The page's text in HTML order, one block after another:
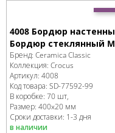
4008 Бордюр
Бордюр стеклянный
Бренд: Ceramica Classic
Коллекция: Crocus
Артикул: 4008
Код товара: SD-77592-99
В коробке: 70 шт,
Размер: 400x20 мм
Сроки доставки: 1-3 дня
в наличии